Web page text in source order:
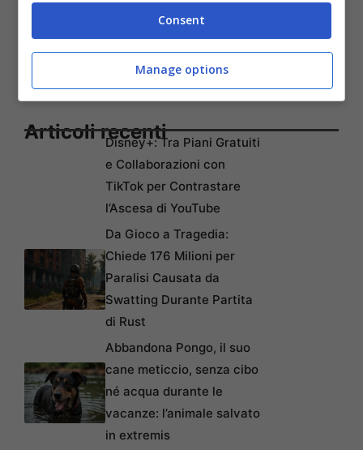
Articoli recentiDisney+: Tra Piani Gratuiti
e Collaborazioni con
TikTok per Contrastare
l’Ascesa di YouTube
Da Gioco a Tragedia:
Chiede 176 Milioni per
Paralisi Causata da
Swatting Durante Partita
di Rust
Abbandona Pongo, il suo
cane meticcio, senza cibo
né acqua durante le
vacanze: l’animale salvato
in extremis
Consent
Manage options